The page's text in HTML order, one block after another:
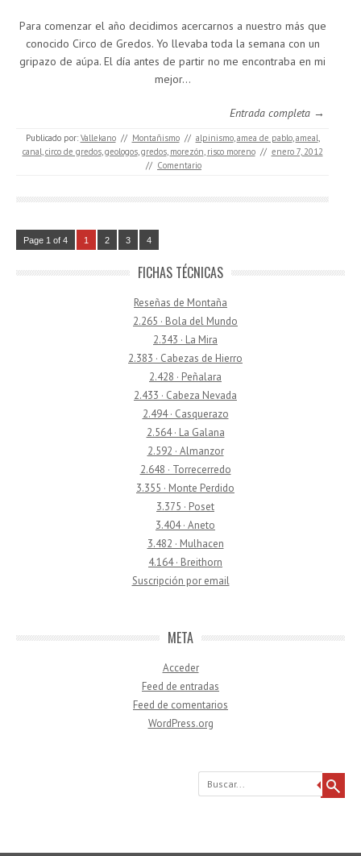
Para comenzar el año decidimos acercarnos a nuestro más que
conocido Circo de Gredos. Yo llevaba toda la semana con un
gripazo de aúpa. El día antes de partir no me encontraba en mi
mejor…
Entrada completa →
Publicado por: Vallekano // Montañismo // alpinismo,amea de pablo,ameal,
canal,circo de gredos,geologos,gredos, morezón, risco moreno // enero 7, 2012
// Comentario
Page 1 of 4 1 2 3 4
FICHAS TÉCNICAS
Reseñas de Montaña
2.265 · Bola del Mundo
2.343 · La Mira
2.383 · Cabezas de Hierro
2.428 · Peñalara
2.433 · Cabeza Nevada
2.494 · Casquerazo
2.564 · La Galana
2.592 · Almanzor
2.648 · Torrecerredo
3.355 · Monte Perdido
3.375 · Poset
3.404 · Aneto
3.482 · Mulhacen
4.164 · Breithorn
Suscripción por email
META
Acceder
Feed de entradas
Feed de comentarios
WordPress.org
Buscar